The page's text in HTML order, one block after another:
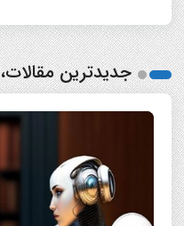
جدیدترین